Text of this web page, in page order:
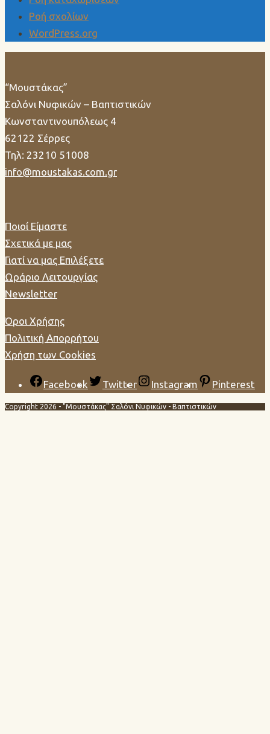
Ροή σχολίων
WordPress.org
“Μουστάκας”
Σαλόνι Νυφικών – Βαπτιστικών
Κωνσταντινουπόλεως 4
62122 Σέρρες
Τηλ: 23210 51008
info@moustakas.com.gr
Ποιοί Είμαστε
Σχετικά με μας
Γιατί να μας Επιλέξετε
Ωράριο Λειτουργίας
Newsletter
Όροι Χρήσης
Πολιτική Απορρήτου
Χρήση των Cookies
Facebook Twitter Instagram Pinterest
Copyright 2026 - "Μουστάκας" Σαλόνι Νυφικών - Βαπτιστικών